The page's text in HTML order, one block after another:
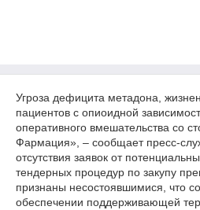
Угроза дефицита метадона,
пациентов с опиоидной
оперативного вмешательства со
Фармация», – сообщает пресс-
отсутствия заявок от
тендерных процедур по закупу
признаны несостоявшимися, что
обеспечении поддерживающей